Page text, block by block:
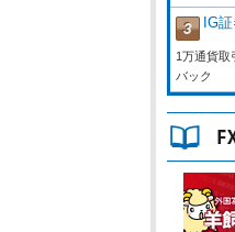
IG
1万通貨取
バック